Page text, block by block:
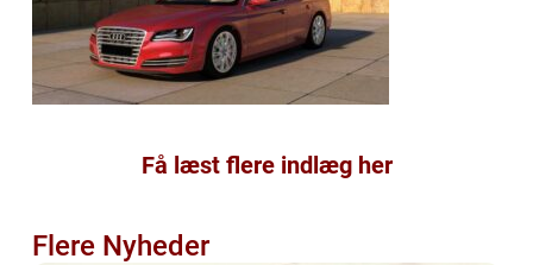
Få læst flere indlæg her
Flere Nyheder